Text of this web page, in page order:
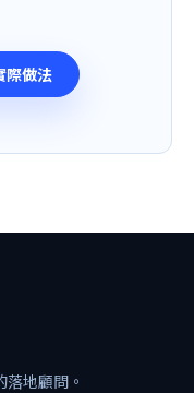
際做法
地顧問。